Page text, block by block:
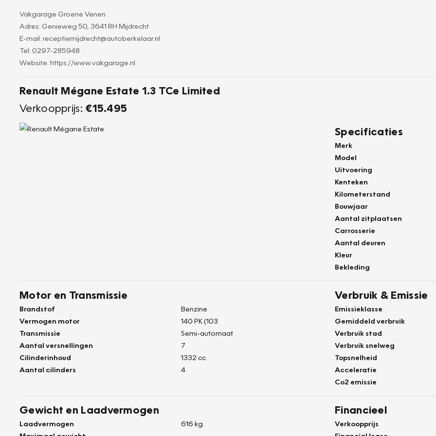
Vakgarage Groene Venen
Adres: Genieweg 50, 3641 RH Mijdrecht
E-mail: receptiemijdrecht@autoberkelaar.nl
Tel: 0297-285948
Website: https://www.vakgarage.nl
Renault Mégane Estate 1.3 TCe Limited
Verkoopprijs: €15.495
Specificaties
Merk
Model
Uitvoering
Kenteken
Kilometerstand
Bouwjaar
Aantal zitplaatsen
Carrosserie
Aantal deuren
Kleur
Bekleding
Motor en Transmissie
Brandstof
Benzine
Vermogen motor
140 PK (103
Transmissie
Semi-automaat
Aantal versnellingen
7
Cilinderinhoud
1332 cc
Aantal cilinders
4
Verbruik & Emissie
Emissieklasse
Gemiddeld verbruik
Verbruik stad
Verbruik snelweg
Topsnelheid
Acceleratie
Co2 emissie
Gewicht en Laadvermogen
Laadvermogen
616 kg
Financieel
Verkoopprijs